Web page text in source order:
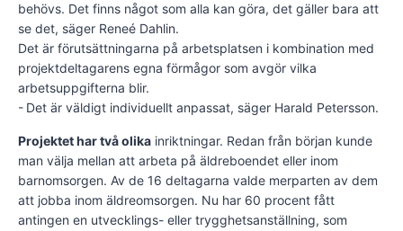
behövs. Det finns något som alla kan göra, det gäller bara att
se det, säger Reneé Dahlin.
Det är förutsättningarna på arbetsplatsen i kombination med
projektdeltagarens egna förmågor som avgör vilka
arbetsuppgifterna blir.
- Det är väldigt individuellt anpassat, säger Harald Petersson.
Projektet har två olika inriktningar. Redan från början kunde
man välja mellan att arbeta på äldreboendet eller inom
barnomsorgen. Av de 16 deltagarna valde merparten av dem
att jobba inom äldreomsorgen. Nu har 60 procent fått
antingen en utvecklings- eller trygghetsanställning, som